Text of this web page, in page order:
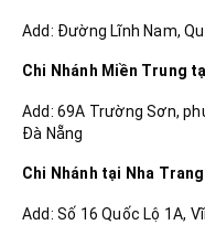
Add: Đường Lĩnh Nam,
Chi Nhánh Miền Trung
Add: 69A Trường Sơn,
Đà Nẵng
Chi Nhánh tại Nha
Add: Số 16 Quốc Lộ 1A,